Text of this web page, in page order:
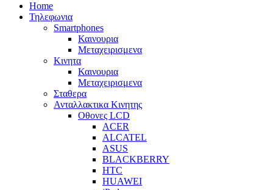
Home
Τηλεφωνια
Smartphones
Καινουρια
Μεταχειρισμενα
Κινητα
Καινουρια
Μεταχειρισμενα
Σταθερα
Ανταλλακτικα Κινητης
Οθονες LCD
ACER
ALCATEL
ASUS
BLACKBERRY
HTC
HUAWEI